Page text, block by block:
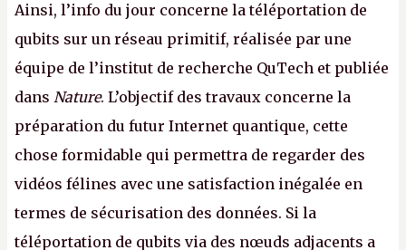
Ainsi, l’info du jour concerne la téléportation de
qubits sur un réseau primitif, réalisée par une
équipe de l’institut de recherche QuTech et publiée
dans Nature. L’objectif des travaux concerne la
préparation du futur Internet quantique, cette
chose formidable qui permettra de regarder des
vidéos félines avec une satisfaction inégalée en
termes de sécurisation des données. Si la
téléportation de qubits via des nœuds adjacents a